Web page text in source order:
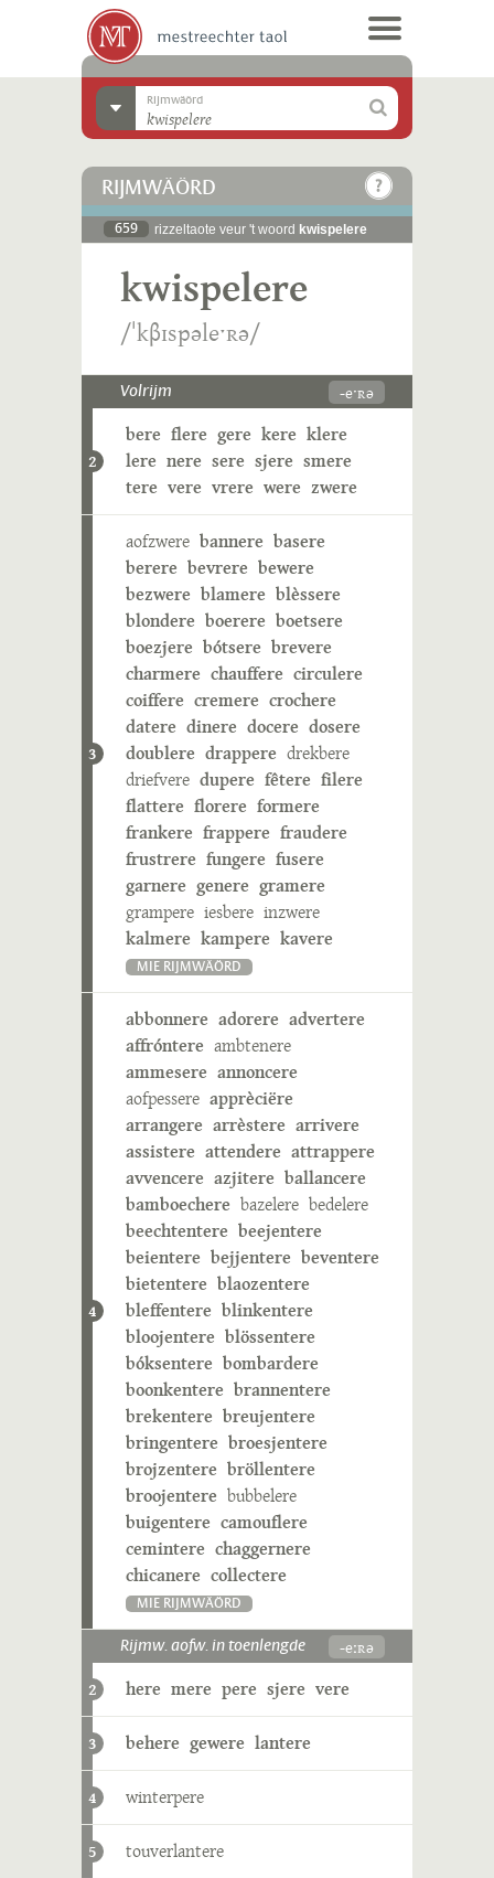
Rijmwäörd
RIJMWÄÖRD
659 rizzeltaote veur 't woord kwispelere
kwispelere
/ˈkβɪspəleˑʀə/
Volrijm -eˑʀə
2
bere flere gere kere klere
lere nere sere sjere smere
tere vere vrere were zwere
3
aofzwere bannere basere
berere bevrere bewere
bezwere blamere blèssere
blondere boerere boetsere
boezjere bótsere brevere
charmere chauffere circulere
coiffere cremere crochere
datere dinere docere dosere
doublere drappere drekbere
driefvere dupere fêtere filere
flattere florere formere
frankere frappere fraudere
frustrere fungere fusere
garnere genere gramere
grampere iesbere inzwere
kalmere kampere kavere
MIE RIJMWÄÖRD
4
abbonnere adorere advertere
affróntere ambtenere
ammesere annoncere
aofpessere apprèciëre
arrangere arrèstere arrivere
assistere attendere attrappere
avvencere azjitere ballancere
bamboechere bazelere bedelere
beechtentere beejentere
beientere bejjentere beventere
bietentere blaozentere
bleffentere blinkentere
bloojentere blössentere
bóksentere bombardere
boonkentere brannentere
brekentere breujentere
bringentere broesjentere
brojzentere bröllentere
broojentere bubbelere
buigentere camouflere
cemintere chaggernere
chicanere collectere
MIE RIJMWÄÖRD
Rijmw. aofw. in toenlengde -eːʀə
2 here mere pere sjere vere
3 behere gewere lantere
4 winterpere
5 touverlantere